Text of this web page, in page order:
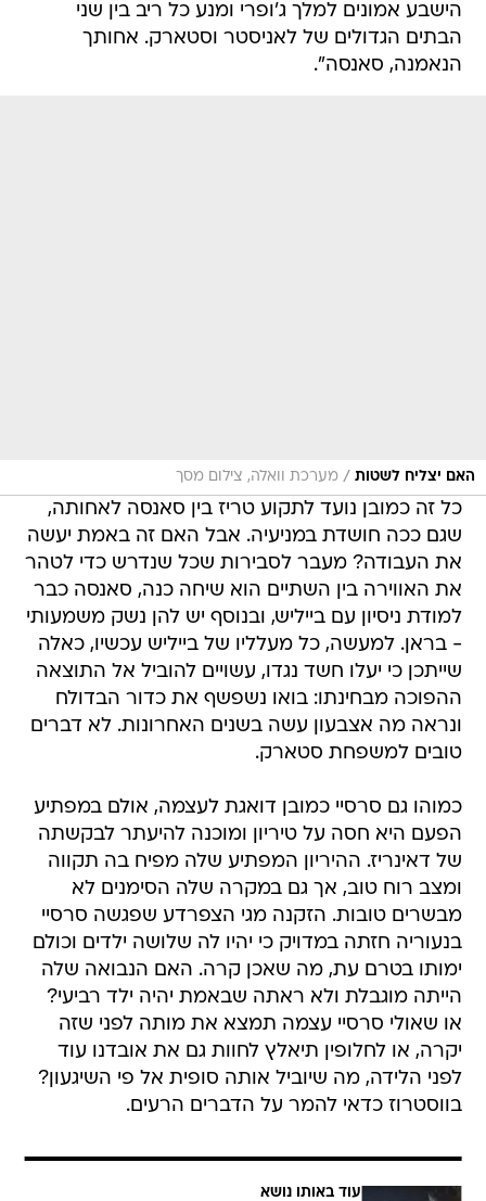
הישבע אמונים למלך ג'ופרי ומנע כל ריב בין שני
הבתים הגדולים של לאניסטר וסטארק. אחותך
הנאמנה, סאנסה".
האם יצליח לשטות / מערכת וואלה, צילום מסך
כל זה כמובן נועד לתקוע טריז בין סאנסה לאחותה,
שגם ככה חושדת במניעיה. אבל האם זה באמת יעשה
את העבודה? מעבר לסבירות שכל שנדרש כדי לטהר
את האווירה בין השתיים הוא שיחה כנה, סאנסה כבר
למודת ניסיון עם בייליש, ובנוסף יש להן נשק משמעותי
- בראן. למעשה, כל מעלליו של בייליש עכשיו, כאלה
שייתכן כי יעלו חשד נגדו, עשויים להוביל אל התוצאה
ההפוכה מבחינתו: בואו נשפשף את כדור הבדולח
ונראה מה אצבעון עשה בשנים האחרונות. לא דברים
טובים למשפחת סטארק.
כמוהו גם סרסיי כמובן דואגת לעצמה, אולם במפתיע
הפעם היא חסה על טיריון ומוכנה להיעתר לבקשתה
של דאינריז. ההיריון המפתיע שלה מפיח בה תקווה
ומצב רוח טוב, אך גם במקרה שלה הסימנים לא
מבשרים טובות. הזקנה מגי הצפרדע שפגשה סרסיי
בנעוריה חזתה במדויק כי יהיו לה שלושה ילדים וכולם
ימותו בטרם עת, מה שאכן קרה. האם הנבואה שלה
הייתה מוגבלת ולא ראתה שבאמת יהיה ילד רביעי?
או שאולי סרסיי עצמה תמצא את מותה לפני שזה
יקרה, או לחלופין תיאלץ לחוות גם את אובדנו עוד
לפני הלידה, מה שיוביל אותה סופית אל פי השיגעון?
בווסטרוז כדאי להמר על הדברים הרעים.
עוד באותו נושא